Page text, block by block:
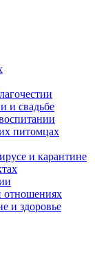
и свадьбе
питомцах
и карантине
и здоровье